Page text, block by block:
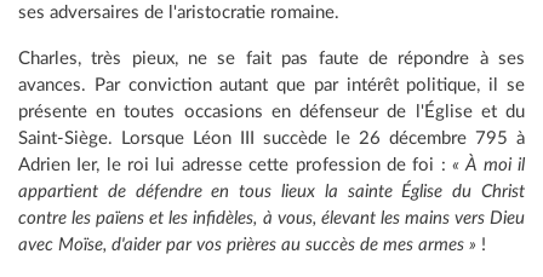
ses adversaires de l'aristocratie romaine.
Charles, très pieux, ne se fait pas faute de répondre à ses
avances. Par conviction autant que par intérêt politique, il se
présente en toutes occasions en défenseur de l'Église et du
Saint-Siège. Lorsque Léon III succède le 26 décembre 795 à
Adrien Ier, le roi lui adresse cette profession de foi : « À moi il
appartient de défendre en tous lieux la sainte Église du Christ
contre les païens et les infidèles, à vous, élevant les mains vers Dieu
avec Moïse, d'aider par vos prières au succès de mes armes » !